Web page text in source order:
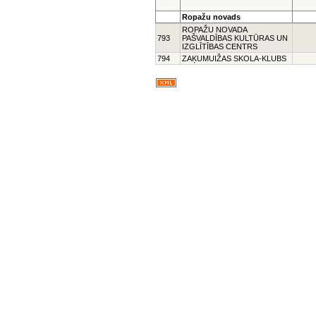
Ropažu novads
793
ROPAŽU NOVADA
PAŠVALDĪBAS KULTŪRAS UN
IZGLĪTĪBAS CENTRS
794
ZAĶUMUIŽAS SKOLA-KLUBS